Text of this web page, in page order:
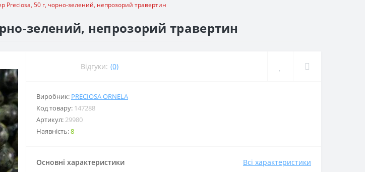
Preciosa, 50 г, чорно-зелений, непрозорий травертин
зелений, непрозорий травертин
Відгуки: (0)
Виробник: PRECIOSA ORNELA
Код товару: 147288
Артикул:29980
Наявність:8
Основні характеристики Всі характеристики